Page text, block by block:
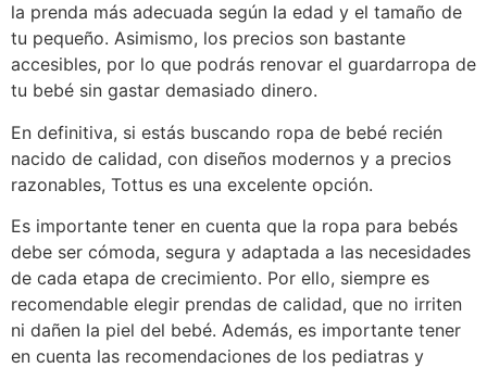
la prenda más adecuada según la edad y el tamaño de
tu pequeño. Asimismo, los precios son bastante
accesibles, por lo que podrás renovar el guardarropa de
tu bebé sin gastar demasiado dinero.
En definitiva, si estás buscando ropa de bebé recién
nacido de calidad, con diseños modernos y a precios
razonables, Tottus es una excelente opción.
Es importante tener en cuenta que la ropa para bebés
debe ser cómoda, segura y adaptada a las necesidades
de cada etapa de crecimiento. Por ello, siempre es
recomendable elegir prendas de calidad, que no irriten
ni dañen la piel del bebé. Además, es importante tener
en cuenta las recomendaciones de los pediatras y